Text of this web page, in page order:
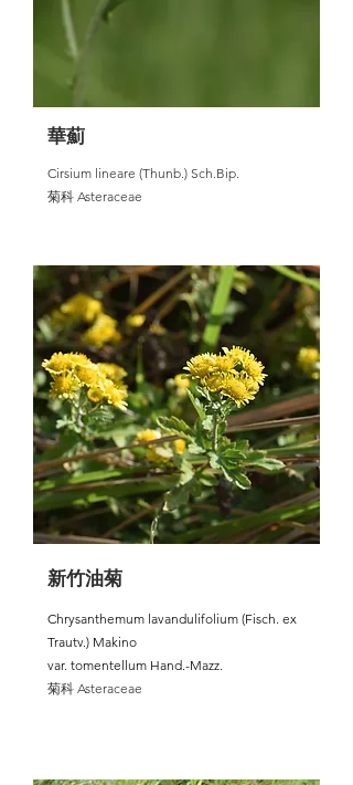
華薊
Cirsium lineare (Thunb.) Sch.Bip.
菊科 Asteraceae
新竹油菊
Chrysanthemum lavandulifolium (Fisch. ex
Trautv.) Makino
var. tomentellum Hand.-Mazz.
菊科 Asteraceae